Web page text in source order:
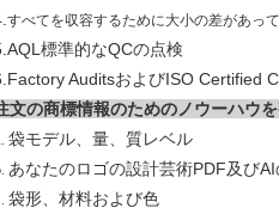
すべてを収容するために大小の差があっ
標準的なQCの点検
AuditsおよびISO Certified
文の商標情報のためのノウーハウ
袋モデル、量、質レベル
あなたのロゴの設計芸術PDF及びAI
袋形、材料および色